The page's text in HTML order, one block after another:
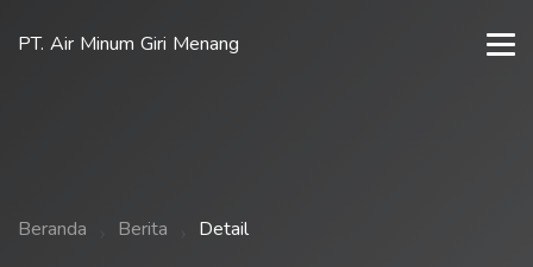
PT. Air Minum Giri Menang
Beranda Berita Detail